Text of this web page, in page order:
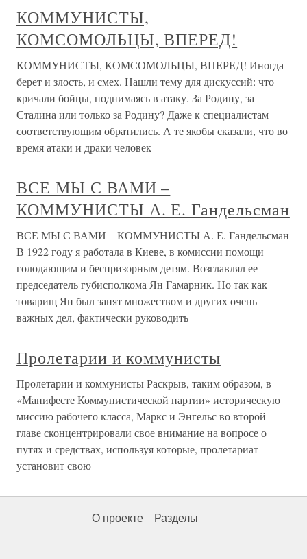
КОММУНИСТЫ,
КОМСОМОЛЬЦЫ, ВПЕРЕД!
КОММУНИСТЫ, КОМСОМОЛЬЦЫ, ВПЕРЕД! Иногда
берет и злость, и смех. Нашли тему для дискуссий: что
кричали бойцы, поднимаясь в атаку. За Родину, за
Сталина или только за Родину? Даже к специалистам
соответствующим обратились. А те якобы сказали, что во
время атаки и драки человек
ВСЕ МЫ С ВАМИ –
КОММУНИСТЫ А. Е. Гандельсман
ВСЕ МЫ С ВАМИ – КОММУНИСТЫ А. Е. Гандельсман
В 1922 году я работала в Киеве, в комиссии помощи
голодающим и беспризорным детям. Возглавлял ее
председатель губисполкома Ян Гамарник. Но так как
товарищ Ян был занят множеством и других очень
важных дел, фактически руководить
Пролетарии и коммунисты
Пролетарии и коммунисты Раскрыв, таким образом, в
«Манифесте Коммунистической партии» историческую
миссию рабочего класса, Маркс и Энгельс во второй
главе сконцентрировали свое внимание на вопросе о
путях и средствах, используя которые, пролетариат
установит свою
О проекте Разделы